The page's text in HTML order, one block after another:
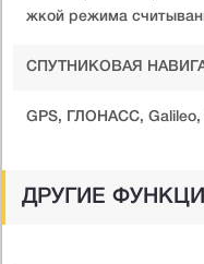
жкой режима
СПУТНИКОВАЯ
GPS, ГЛОНАСС, Galileo,
ДРУГИЕ